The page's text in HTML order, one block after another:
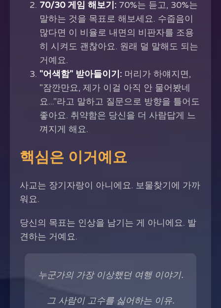
70/30 게임 해보기: 70%는 듣고, 30%는
말하는 것을 목표로 해보세요. 수줍음이
많다면 이 비율로 내면의 비판자를 조용
히 시켜도 괜찮아요. 원래 덜 말해도 되는
거예요.
"어색함" 받아들이기: 머리가 하얘지면,
"잠깐만요, 제가 이걸 아직 안 물어봤네
요..."라고 말하고 질문으로 방향을 틀어도
좋아요. 취약함은 당신을 더 사람답게 느
껴지게 해요.
핵심은 이거예요
사교는 장기자랑이 아니에요. 보물찾기에 가까
워요.
당신의 목표는 인상을 남기는 게 아니에요. 발
견하는 거예요.
누군가의 가장 이상했던 여행 이야기.
그 사람이 고수를 싫어하는 이유.